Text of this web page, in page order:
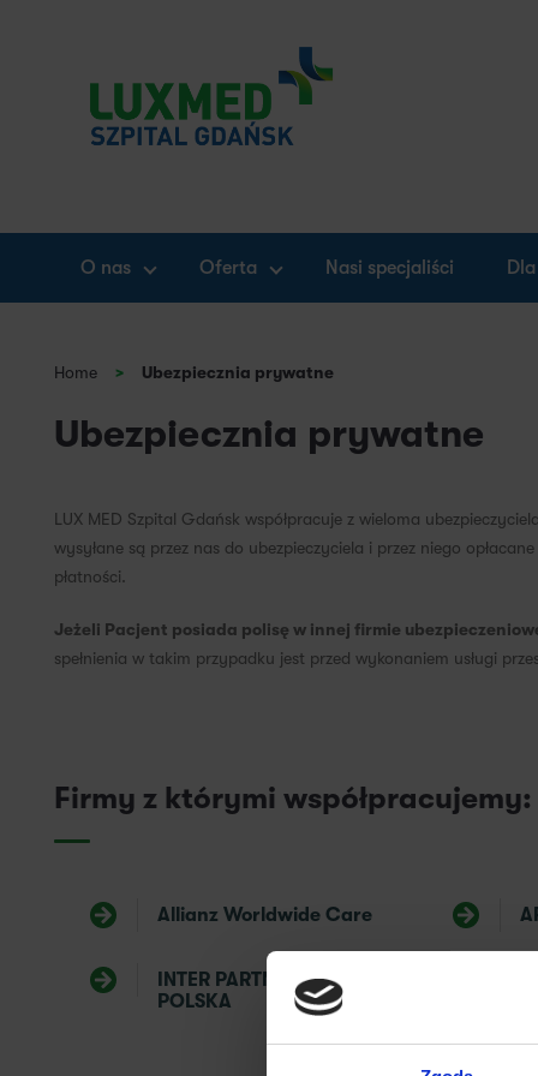
O nas Oferta Nasi specjaliści
Home > Ubezpiecznia prywatne
Ubezpiecznia prywatne
LUX MED Szpital Gdańsk współpracuje z wieloma
wysyłane są przez nas do ubezpieczyciela i przez niego
płatności.
Jeżeli Pacjent posiada polisę w innej firmie
spełnienia w takim przypadku jest przed wykonaniem usługi
Firmy z którymi współpracujemy:
Allianz Worldwide Care
INTER PARTNER ASSISTANCE
POLSKA